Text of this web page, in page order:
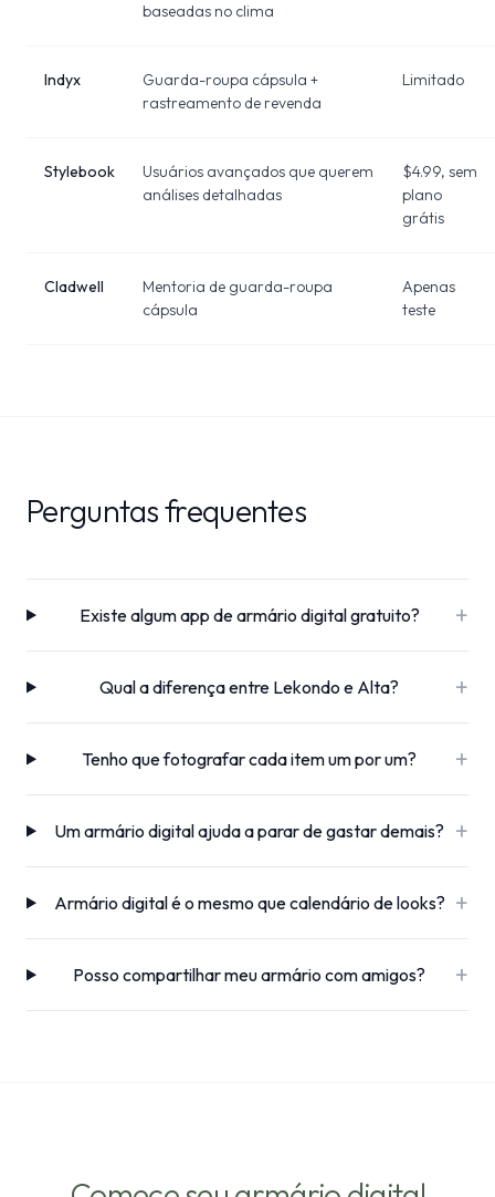
baseadas no clima
Indyx
Guarda-roupa cápsula +
rastreamento de revenda
Limitado
Stylebook
Usuários avançados que querem
análises detalhadas
$4.99, sem
plano
grátis
Cladwell
Mentoria de guarda-roupa
cápsula
Apenas
teste
Perguntas frequentes
Existe algum app de armário digital gratuito? +
Qual a diferença entre Lekondo e Alta? +
Tenho que fotografar cada item um por um? +
Um armário digital ajuda a parar de gastar demais? +
Armário digital é o mesmo que calendário de looks? +
Posso compartilhar meu armário com amigos? +